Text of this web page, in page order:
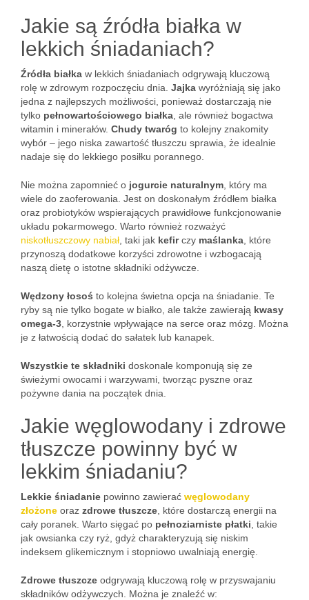
Jakie są źródła białka w
lekkich śniadaniach?
Źródła białka w lekkich śniadaniach odgrywają kluczową
rolę w zdrowym rozpoczęciu dnia. Jajka wyróżniają się jako
jedna z najlepszych możliwości, ponieważ dostarczają nie
tylko pełnowartościowego białka , ale również bogactwa
witamin i minerałów. Chudy twaróg to kolejny znakomity
wybór – jego niska zawartość tłuszczu sprawia, że idealnie
nadaje się do lekkiego posiłku porannego.
Nie można zapomnieć o jogurcie naturalnym , który ma
wiele do zaoferowania. Jest on doskonałym źródłem białka
oraz probiotyków wspierających prawidłowe funkcjonowanie
układu pokarmowego. Warto również rozważyć
niskotłuszczowy nabiał , taki jak kefirczy maślanka , które
przynoszą dodatkowe korzyści zdrowotne i wzbogacają
naszą dietę o istotne składniki odżywcze.
Wędzony łosoś to kolejna świetna opcja na śniadanie. Te
ryby są nie tylko bogate w białko, ale także zawierają kwasy
omega-3 , korzystnie wpływające na serce oraz mózg. Można
je z łatwością dodać do sałatek lub kanapek.
Wszystkie te składniki doskonale komponują się ze
świeżymi owocami i warzywami, tworząc pyszne oraz
pożywne dania na początek dnia.
Jakie węglowodany i zdrowe
tłuszcze powinny być w
lekkim śniadaniu?
Lekkie śniadanie powinno zawierać węglowodany
złożone oraz zdrowe tłuszcze , które dostarczą energii na
cały poranek. Warto sięgać po pełnoziarniste płatki , takie
jak owsianka czy ryż, gdyż charakteryzują się niskim
indeksem glikemicznym i stopniowo uwalniają energię.
Zdrowe tłuszcze odgrywają kluczową rolę w przyswajaniu
składników odżywczych. Można je znaleźć w: